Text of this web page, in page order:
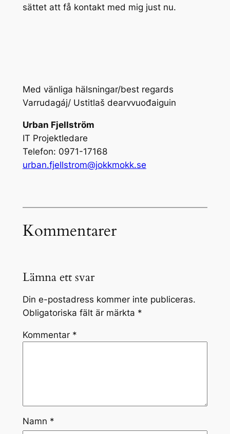
sättet att få kontakt med mig just nu.
Med vänliga hälsningar/best regards
Varrudagáj/ Ustitlaš dearvvuođaiguin
Urban Fjellström
IT Projektledare
Telefon: 0971-17168
urban.fjellstrom@jokkmokk.se
Kommentarer
Lämna ett svar
Din e-postadress kommer inte publiceras.
Obligatoriska fält är märkta *
Kommentar *
Namn *